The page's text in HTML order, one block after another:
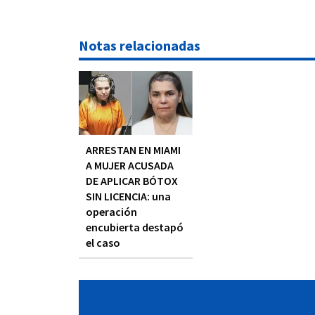
Notas relacionadas
ARRESTAN EN MIAMI
A MUJER ACUSADA
DE APLICAR BÓTOX
SIN LICENCIA: una
operación
encubierta destapó
el caso